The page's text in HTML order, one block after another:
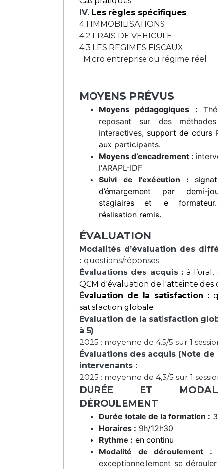
IV. Les règles spécifiques
4.1 IMMOBILISATIONS
4.2 FRAIS DE VEHICULE
4.3 LES REGIMES FISCAUX
Micro entreprise ou régime réel
MOYENS PRÉVUS
Moyens pédagogiques :
reposant sur des
interactives, support de cours
aux participants.
Moyens d’encadrement :
l'ARAPL-IDF
Suivi de l’exécution :
d’émargement par demi-
stagiaires et le
réalisation remis.
ÉVALUATION
Modalités d’évaluation des
: questions/réponses
Évaluations des acquis : à
QCM d'évaluation de l'atteinte des
Évaluation de la satisfaction :
satisfaction globale
Evaluation de la satisfaction
à 5)
2025 : moyenne de 4.5/5 sur 1
Évaluations des acquis (Note de
intervenants :
2025 : moyenne de 4,3/5 sur 1
DURÉE ET
DÉROULEMENT
Durée totale de la formation :
Horaires : 9h/12h30
Rythme : en continu
Modalité de déroulement :
exceptionnellement se